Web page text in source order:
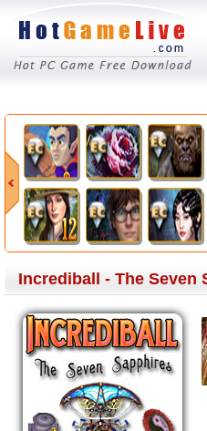
Incrediball - The Seven